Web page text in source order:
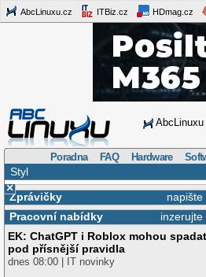
AbcLinuxu.cz ITBiz.cz HDmag.cz
AbcLinuxu
Poradna FAQ Hardware
Styl
×
napište
Zprávičky
inzerujte
Pracovní nabídky
EK: ChatGPT i Roblox mohou spadat
pod přísnější pravidla
dnes 08:00 | IT novinky